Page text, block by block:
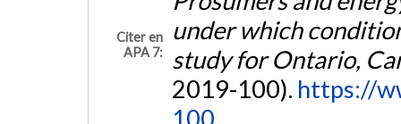
Citer en
APA 7:
under which
study for Ontario,
2019-100). https://